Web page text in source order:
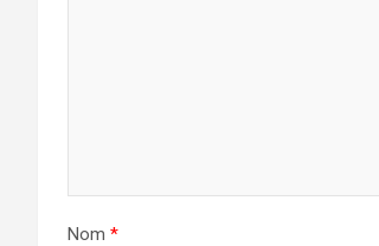
Nom *